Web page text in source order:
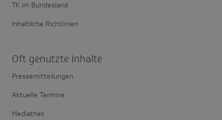
TK im Bundesland
Inhaltliche Richtlinien
Oft genutzte Inhalte
Pressemitteilungen
Aktuelle Termine
Mediathek